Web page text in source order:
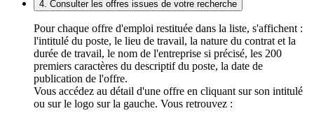
4. Consulter les offres issues de votre recherche
Pour chaque offre d'emploi restituée dans la liste, s'affichent :
l'intitulé du poste, le lieu de travail, la nature du contrat et la
durée de travail, le nom de l'entreprise si précisé, les 200
premiers caractères du descriptif du poste, la date de
publication de l'offre.
Vous accédez au détail d'une offre en cliquant sur son intitulé
ou sur le logo sur la gauche. Vous retrouvez :